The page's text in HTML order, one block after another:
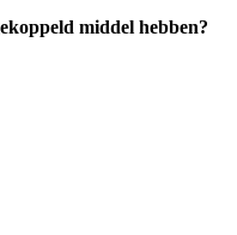
middel hebben?